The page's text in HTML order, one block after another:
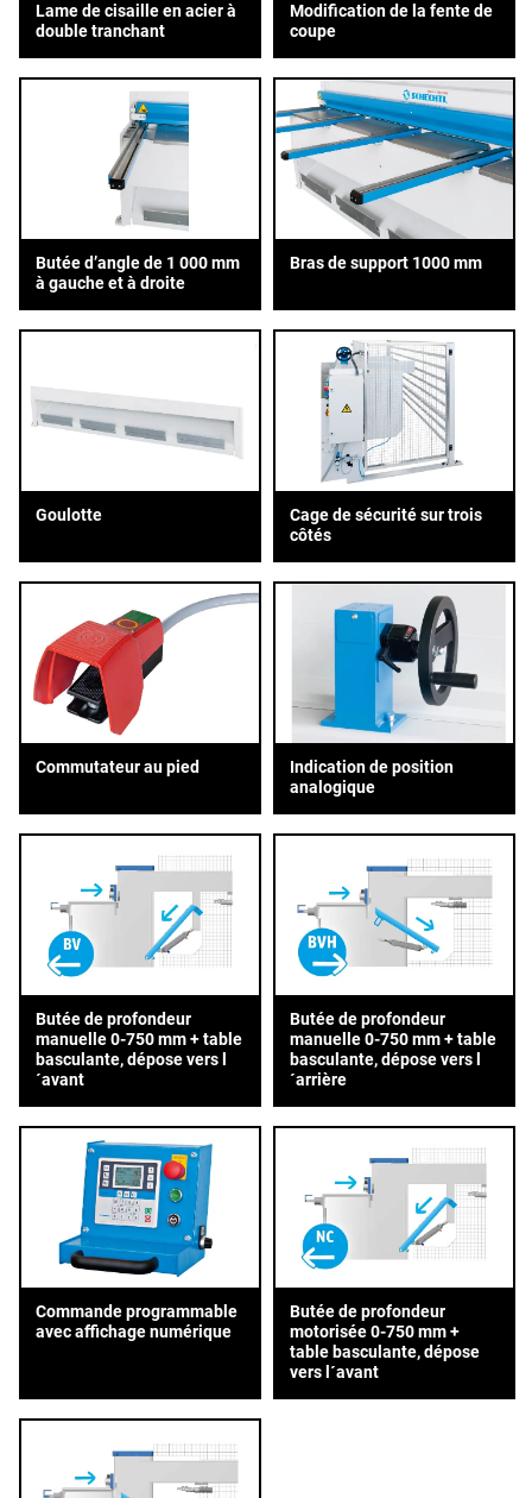
Lame de cisaille en acier à
double tranchant
Modification de la fente de
coupe
Butée d’angle de 1 000 mm
à gauche et à droite
Bras de support 1000 mm
Goulotte
Cage de sécurité sur trois
côtés
Commutateur au pied
Indication de position
analogique
Butée de profondeur
manuelle 0-750 mm + table
basculante, dépose vers l
´avant
Butée de profondeur
manuelle 0-750 mm + table
basculante, dépose vers l
´arrière
Commande programmable
avec affichage numérique
Butée de profondeur
motorisée 0-750 mm +
table basculante, dépose
vers l´avant